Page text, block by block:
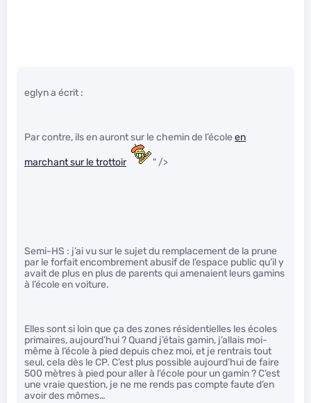
eglyn a écrit :
Par contre, ils en auront sur le chemin de l’école en
marchant sur le trottoir " />
Semi-HS : j’ai vu sur le sujet du remplacement de la prune
par le forfait encombrement abusif de l’espace public qu’il y
avait de plus en plus de parents qui amenaient leurs gamins
à l’école en voiture.
Elles sont si loin que ça des zones résidentielles les écoles
primaires, aujourd’hui ? Quand j’étais gamin, j’allais moi-
même à l’école à pied depuis chez moi, et je rentrais tout
seul, cela dès le CP. C’est plus possible aujourd’hui de faire
500 mètres à pied pour aller à l’école pour un gamin ? C’est
une vraie question, je ne me rends pas compte faute d’en
avoir des mômes…